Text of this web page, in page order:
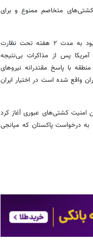
کشتی‌های متخاصم ممنوع و برای
سپس ایران ذیل آتش‌بس با آمریکا که از ۱۸ فروردین اعلام شد، موافقت کرده بود به مدت ۲ هفته تحت نظارت
آمریکا پس از مذاکرات بی‌نتیجه
با پاسخ مقتدرانه نیروهای
واقع شده است در اختیار ایران
امنیت کشتی‌های عبوری آغاز کرد
درخواست پاکستان که میانجی